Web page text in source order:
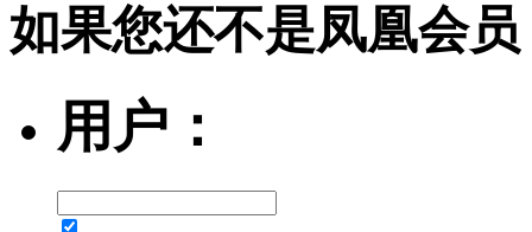
如果您还不是凤凰会
用户：